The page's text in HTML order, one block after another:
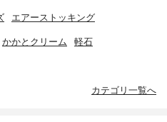
エアーストッキング
かかとクリーム 軽石
カテゴリ一覧へ